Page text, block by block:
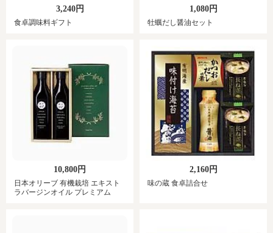
3,240円
食卓調味料ギフト
1,080円
牡蠣だし醤油セット
10,800円
日本オリーブ 有機栽培 エキスト
ラバージンオイル プレミアム
2,160円
味の蔵 食卓詰合せ